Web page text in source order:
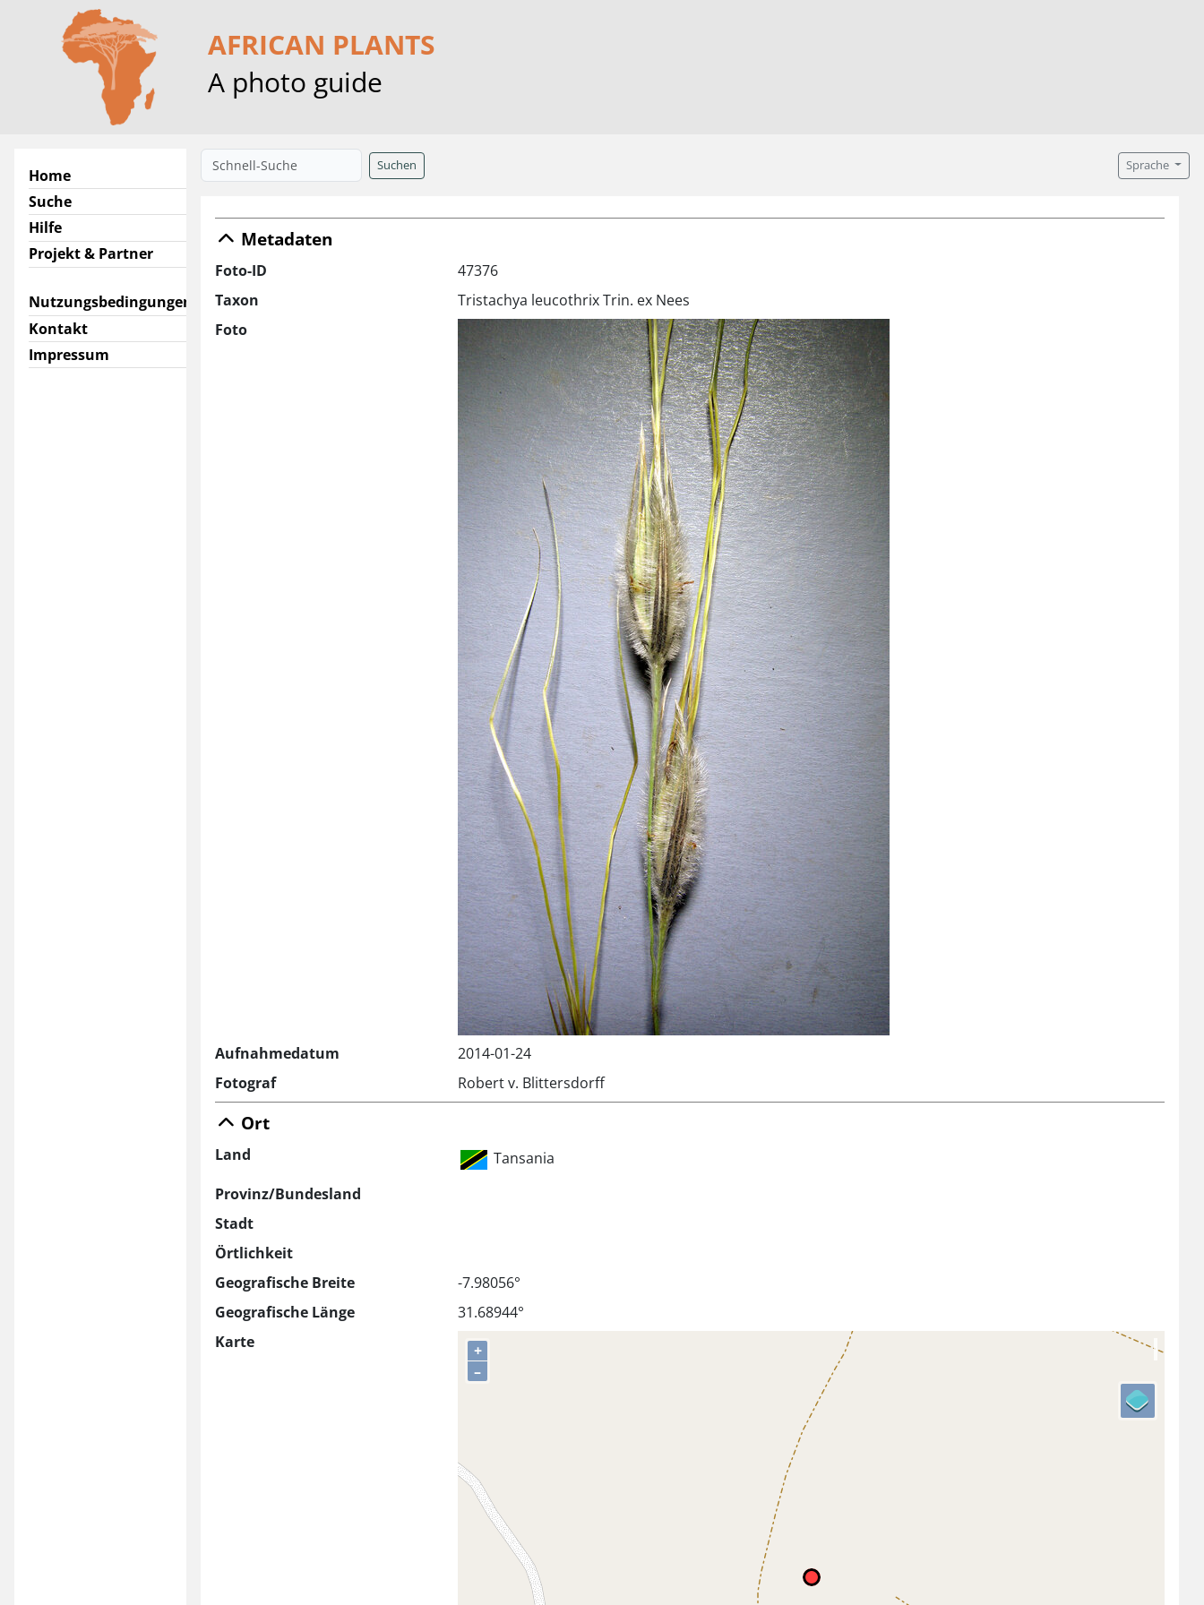
AFRICAN PLANTS
A photo guide
Home
Suche
Hilfe
Projekt & Partner
Nutzungsbedingungen
Kontakt
Impressum
Suchen Sprache
Metadaten
Foto-ID
47376
Taxon
Tristachya leucothrix Trin. ex Nees
Foto
Aufnahmedatum
2014-01-24
Fotograf
Robert v. Blittersdorff
Ort
Land
Tansania
Provinz/Bundesland
Stadt
Örtlichkeit
Geografische Breite
-7.98056°
Geografische Länge
31.68944°
Karte
+
–